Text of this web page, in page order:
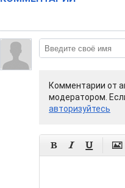
Комментарии от
модератором.
авторизуйтесь
   